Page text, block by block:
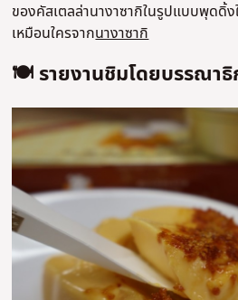
ของคัสเตลล่านางาซากิในรูปแบบพุดดิ้ง
เหมือนใครจากนางาซากิ
🍽️ รายงานชิมโดยบรรณาธิ